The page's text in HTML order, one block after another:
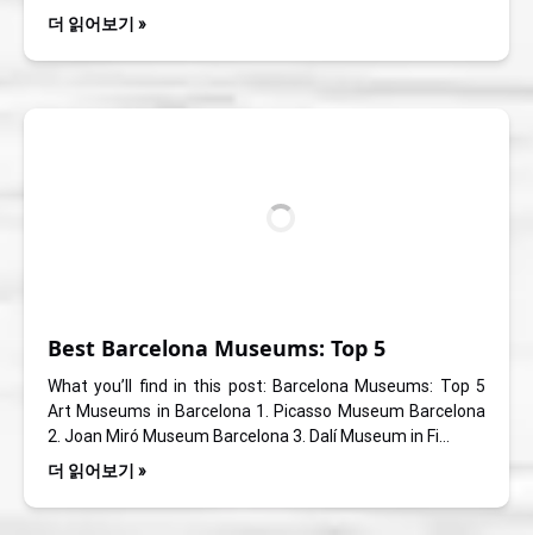
더 읽어보기 »
Best Barcelona Museums: Top 5
What you’ll find in this post: Barcelona Museums: Top 5
Art Museums in Barcelona 1. Picasso Museum Barcelona
2. Joan Miró Museum Barcelona 3. Dalí Museum in Fi…
더 읽어보기 »